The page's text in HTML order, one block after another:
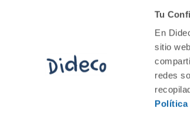
Tu
En
sitio
redes
Política
Tarjeta Regalo Dideco